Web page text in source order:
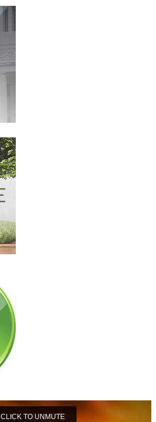
CLICK TO UNMUTE